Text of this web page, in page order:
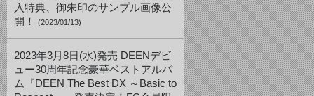
入特典、御朱印のサンプル画像公
開！
(2023/01/13)
2023年3月8日(水)発売 DEENデビ
ュー30周年記念豪華ベストアルバ
ム『DEEN The Best DX ～Basic to